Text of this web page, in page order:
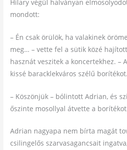
Hilary végül halványan
mondott:
– Én csak örülök, ha valakinek
meg… – vette fel a sütik közé
hasznát veszitek a koncertekhez. –
kissé baracklekváros szélű borítékot.
– Köszönjük – bólintott Adrian, és
őszinte mosollyal átvette a
Adrian nagyapa nem bírta magát
csilingelős szarvasagancsait